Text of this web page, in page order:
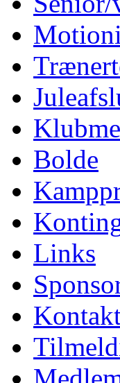
Bolde
Links